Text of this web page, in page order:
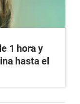
1 hora y
hasta el